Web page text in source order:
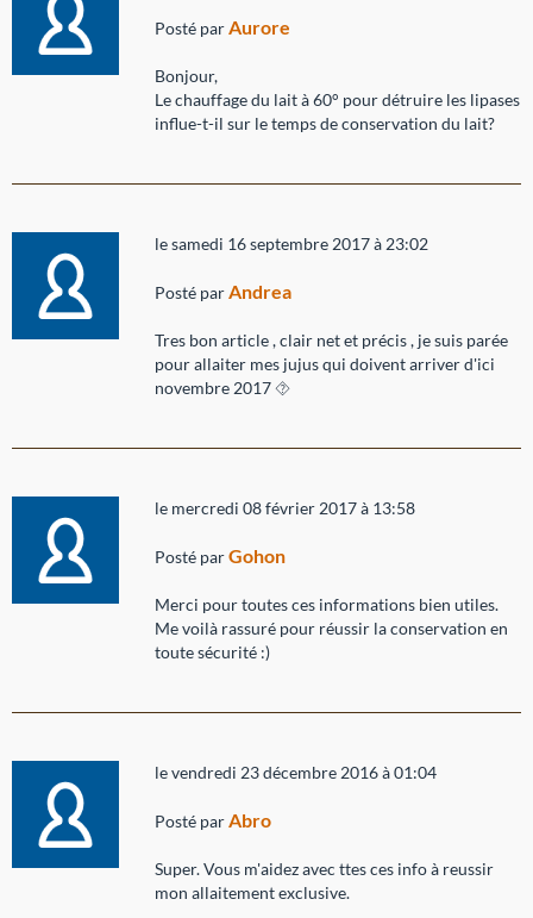
Posté parAurore
Bonjour,
Le chauffage du lait à 60° pour détruire les lipases
influe-t-il sur le temps de conservation du lait?
le samedi 16 septembre 2017 à 23:02
Posté parAndrea
Tres bon article , clair net et précis , je suis parée
pour allaiter mes jujus qui doivent arriver d'ici
novembre 2017 ⯑
le mercredi 08 février 2017 à 13:58
Posté parGohon
Merci pour toutes ces informations bien utiles.
Me voilà rassuré pour réussir la conservation en
toute sécurité :)
le vendredi 23 décembre 2016 à 01:04
Posté parAbro
Super. Vous m'aidez avec ttes ces info à reussir
mon allaitement exclusive.